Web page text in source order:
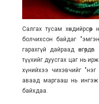
Салгах тусам
болчихсон байдаг
гарахгүй дайраад
түүхийг дуусгах цаг нь
хүнийхээ чихэвчийг "нэг
аваад маргааш нь ингэж
байхдаа.